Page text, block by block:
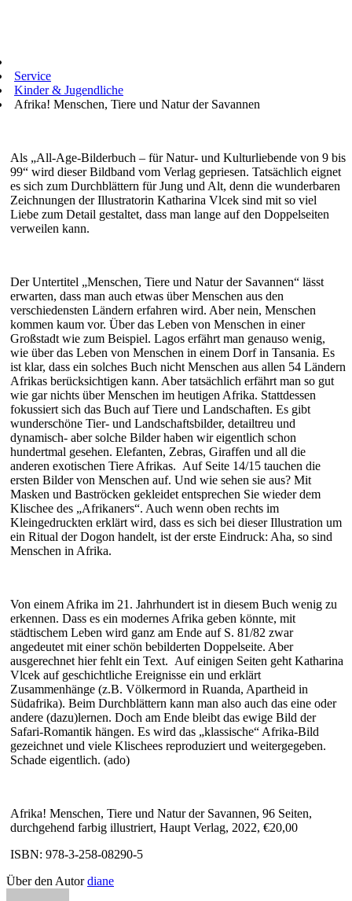
Service
Kinder & Jugendliche
Afrika! Menschen, Tiere und Natur der Savannen
Als „All-Age-Bilderbuch – für Natur- und Kulturliebende von 9 bis
99“ wird dieser Bildband vom Verlag gepriesen. Tatsächlich eignet
es sich zum Durchblättern für Jung und Alt, denn die wunderbaren
Zeichnungen der Illustratorin Katharina Vlcek sind mit so viel
Liebe zum Detail gestaltet, dass man lange auf den Doppelseiten
verweilen kann.
Der Untertitel „Menschen, Tiere und Natur der Savannen“ lässt
erwarten, dass man auch etwas über Menschen aus den
verschiedensten Ländern erfahren wird. Aber nein, Menschen
kommen kaum vor. Über das Leben von Menschen in einer
Großstadt wie zum Beispiel. Lagos erfährt man genauso wenig,
wie über das Leben von Menschen in einem Dorf in Tansania. Es
ist klar, dass ein solches Buch nicht Menschen aus allen 54 Ländern
Afrikas berücksichtigen kann. Aber tatsächlich erfährt man so gut
wie gar nichts über Menschen im heutigen Afrika. Stattdessen
fokussiert sich das Buch auf Tiere und Landschaften. Es gibt
wunderschöne Tier- und Landschaftsbilder, detailtreu und
dynamisch- aber solche Bilder haben wir eigentlich schon
hundertmal gesehen. Elefanten, Zebras, Giraffen und all die
anderen exotischen Tiere Afrikas. Auf Seite 14/15 tauchen die
ersten Bilder von Menschen auf. Und wie sehen sie aus? Mit
Masken und Baströcken gekleidet entsprechen Sie wieder dem
Klischee des „Afrikaners“. Auch wenn oben rechts im
Kleingedruckten erklärt wird, dass es sich bei dieser Illustration um
ein Ritual der Dogon handelt, ist der erste Eindruck: Aha, so sind
Menschen in Afrika.
Von einem Afrika im 21. Jahrhundert ist in diesem Buch wenig zu
erkennen. Dass es ein modernes Afrika geben könnte, mit
städtischem Leben wird ganz am Ende auf S. 81/82 zwar
angedeutet mit einer schön bebilderten Doppelseite. Aber
ausgerechnet hier fehlt ein Text. Auf einigen Seiten geht Katharina
Vlcek auf geschichtliche Ereignisse ein und erklärt
Zusammenhänge (z.B. Völkermord in Ruanda, Apartheid in
Südafrika). Beim Durchblättern kann man also auch das eine oder
andere (dazu)lernen. Doch am Ende bleibt das ewige Bild der
Safari-Romantik hängen. Es wird das „klassische“ Afrika-Bild
gezeichnet und viele Klischees reproduziert und weitergegeben.
Schade eigentlich. (ado)
Afrika! Menschen, Tiere und Natur der Savannen, 96 Seiten,
durchgehend farbig illustriert, Haupt Verlag, 2022, €20,00
ISBN: 978-3-258-08290-5
Über den Autordiane